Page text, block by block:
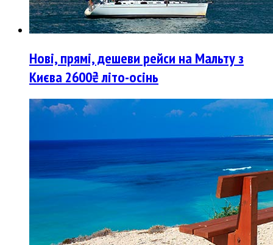
Нові, прямі, дешеви рейси на Мальту з
Києва 2600₴ літо-осінь